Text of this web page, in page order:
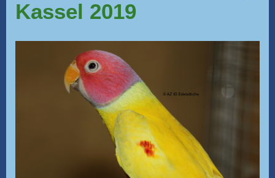
Kassel 2019